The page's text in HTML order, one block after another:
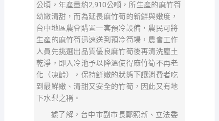
公頃，年產量約2,910公噸，所生產的麻竹筍
幼嫩清甜，而為延長麻竹筍的新鮮與嫩度，
台中地區農會購置一套預冷設備，農民可將
生產的麻竹筍迅速送到預冷筍場，農會工作
人員先挑選出品質優良麻竹筍後再清洗塵土
乾淨，即入冷池予以降溫使得麻竹筍不再老
化（凍齡），保持鮮嫩的狀態下讓消費者吃
到最鮮嫩、清甜又安全的竹筍，因此又有地
下水梨之稱。
據了解，台中市副市長鄭照新、立法委